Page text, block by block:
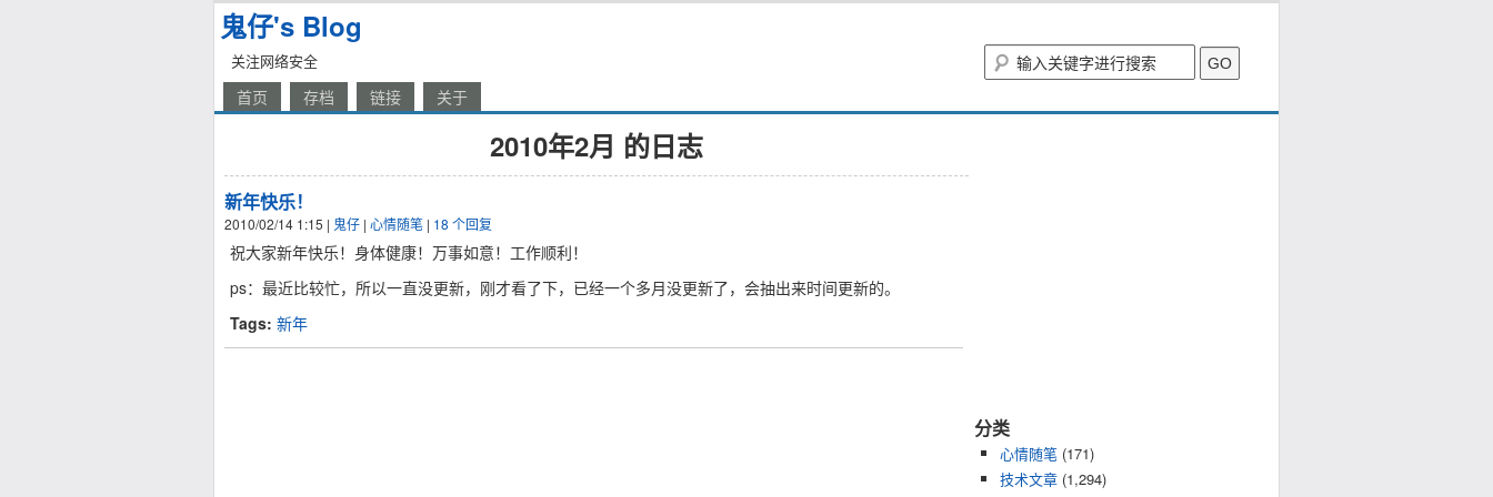
鬼仔's Blog
关注网络安全
首页 存档 链接 关于
2010年2月 的日志
新年快乐！
2010/02/14 1:15 | 鬼仔 | 心情随笔 | 18 个回复
祝大家新年快乐！身体健康！万事如意！工作顺利！
ps：最近比较忙，所以一直没更新，刚才看了下，已经一个多月没更新了，会抽出来时间更新的。
Tags: 新年
分类
心情随笔 (171)
技术文章 (1,294)